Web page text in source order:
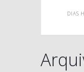
DIAS